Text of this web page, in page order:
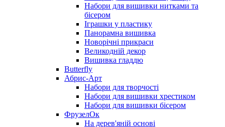
Набори для вишивки нитками та
бісером
Іграшки у пластику
Панорамна вишивка
Новорічні прикраси
Великодній декор
Вишивка гладдю
Butterfly
Абрис-Арт
Набори для творчості
Набори для вишивки хрестиком
Набори для вишивки бісером
ФрузелОк
На дерев'яній основі